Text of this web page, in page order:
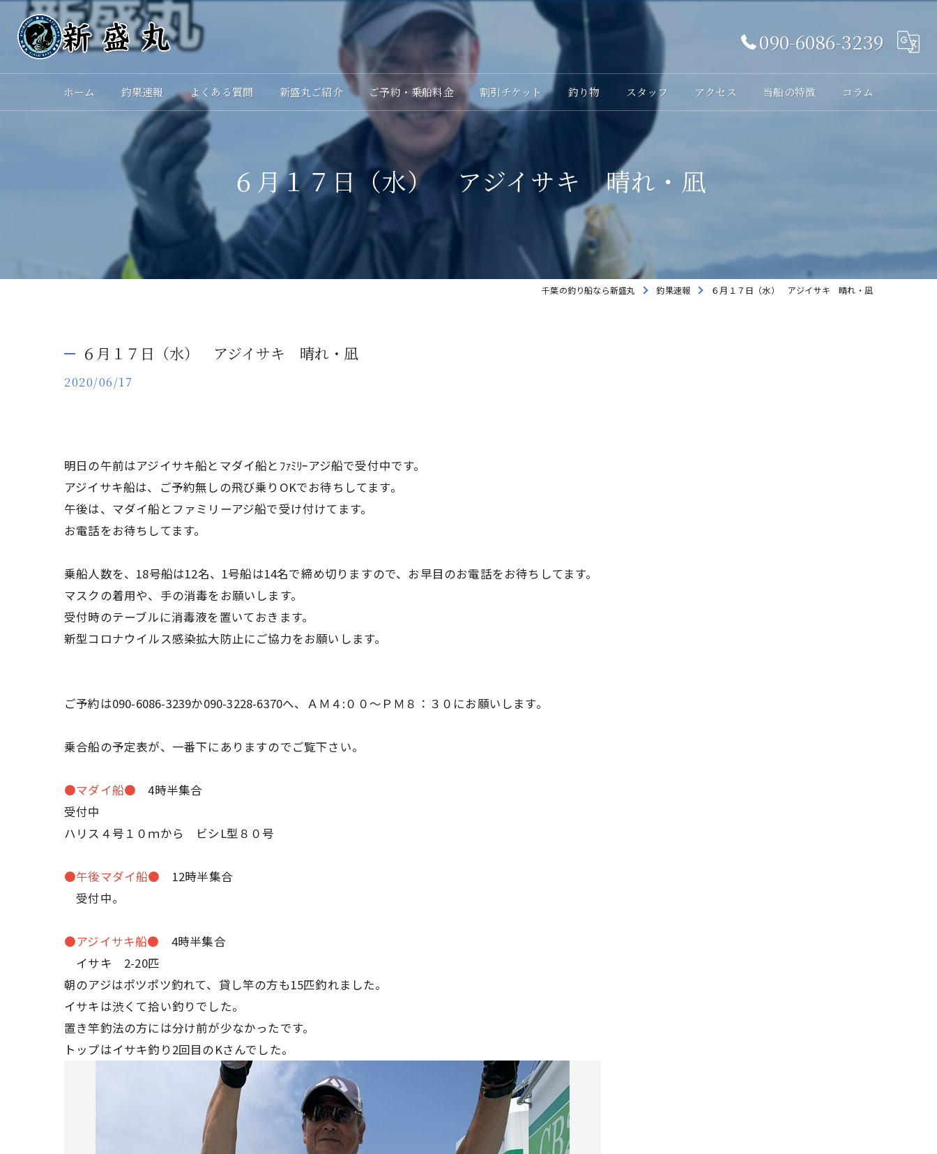
090-6086-3239
ホーム 釣果速報 よくある質問 新盛丸ご紹介 ご予約・乗船料金 割引チケット 釣り物 スタッフ アクセス 当船の特徴 コラム
６月１７日（水） アジイサキ 晴れ・凪
千葉の釣り船なら新盛丸 釣果速報 ６月１７日（水） アジイサキ 晴れ・凪
６月１７日（水） アジイサキ 晴れ・凪
2020/06/17
明日の午前はアジイサキ船とマダイ船とﾌｧﾐﾘｰアジ船で受付中です。
アジイサキ船は、ご予約無しの飛び乗りOKでお待ちしてます。
午後は、マダイ船とファミリーアジ船で受け付けてます。
お電話をお待ちしてます。
乗船人数を、18号船は12名、1号船は14名で締め切りますので、お早目のお電話をお待ちしてます。
マスクの着用や、手の消毒をお願いします。
受付時のテーブルに消毒液を置いておきます。
新型コロナウイルス感染拡大防止にご協力をお願いします。
ご予約は090-6086-3239か090-3228-6370へ、ＡＭ４:００～ＰＭ８：３０にお願いします。
乗合船の予定表が、一番下にありますのでご覧下さい。
●マダイ船● 4時半集合
受付中
ハリス４号１０ｍから ビシL型８０号
●午後マダイ船● 12時半集合
受付中。
●アジイサキ船● 4時半集合
イサキ 2-20匹
朝のアジはポツポツ釣れて、貸し竿の方も15匹釣れました。
イサキは渋くて拾い釣りでした。
置き竿釣法の方には分け前が少なかったです。
トップはイサキ釣り2回目のKさんでした。